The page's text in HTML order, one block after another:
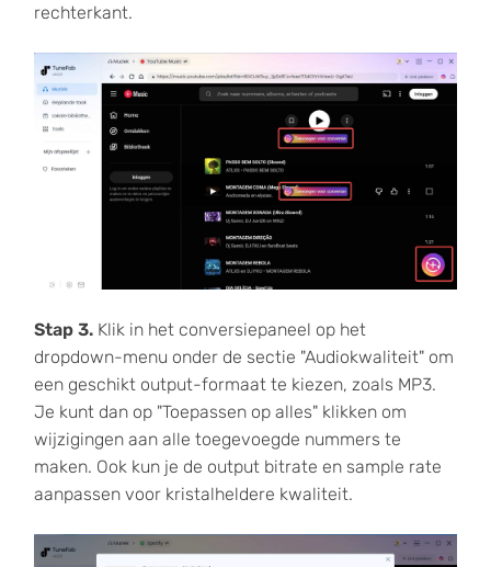
rechterkant.
Stap 3. Klik in het conversiepaneel op het
dropdown-menu onder de sectie "Audiokwaliteit" om
een geschikt output-formaat te kiezen, zoals MP3.
Je kunt dan op "Toepassen op alles" klikken om
wijzigingen aan alle toegevoegde nummers te
maken. Ook kun je de output bitrate en sample rate
aanpassen voor kristalheldere kwaliteit.